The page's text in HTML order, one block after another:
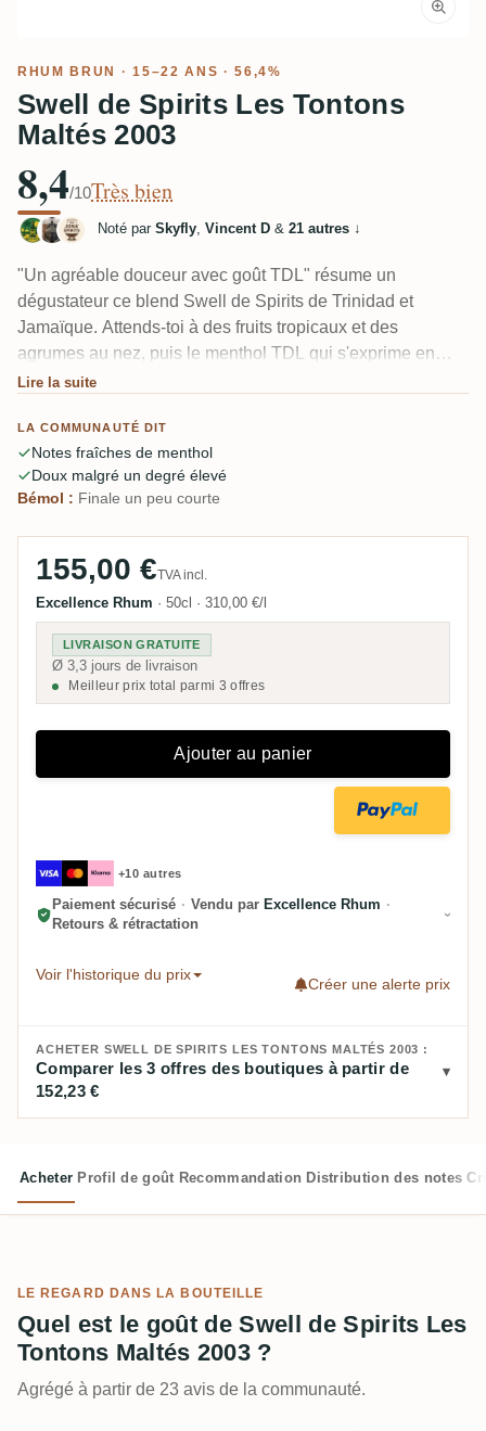
RHUM BRUN · 15–22 ANS · 56,4%
Swell de Spirits Les Tontons
Maltés 2003
8,4/10Très bien
Noté par Skyfly, Vincent D & 21 autres ↓
"Un agréable douceur avec goût TDL" résume un
dégustateur ce blend Swell de Spirits de Trinidad et
Jamaïque. Attends-toi à des fruits tropicaux et des
agrumes au nez, puis le menthol TDL qui s'exprime en
bouche avec une finale fraîche, mentholée et eucalyptus.
Monymusk apportant une touche d'ester fruité qui
fonctionne bien ensemble.
Lire la suite
LA COMMUNAUTÉ DIT
Notes fraîches de menthol
Doux malgré un degré élevé
Bémol : Finale un peu courte
155,00 €TVA incl.
Excellence Rhum · 50cl · 310,00 €/l
LIVRAISON GRATUITE
Ø 3,3 jours de livraison
Meilleur prix total parmi 3 offres
Ajouter au panier
+10 autres
Paiement sécurisé · Vendu par Excellence Rhum ·
Retours & rétractation
Voir l'historique du prix
Créer une alerte prix
ACHETER SWELL DE SPIRITS LES TONTONS MALTÉS 2003 :
Comparer les 3 offres des boutiques à partir de
152,23 €
Acheter Profil de goût Recommandation Distribution des notes
LE REGARD DANS LA BOUTEILLE
Quel est le goût de Swell de Spirits Les
Tontons Maltés 2003 ?
Agrégé à partir de 23 avis de la communauté.